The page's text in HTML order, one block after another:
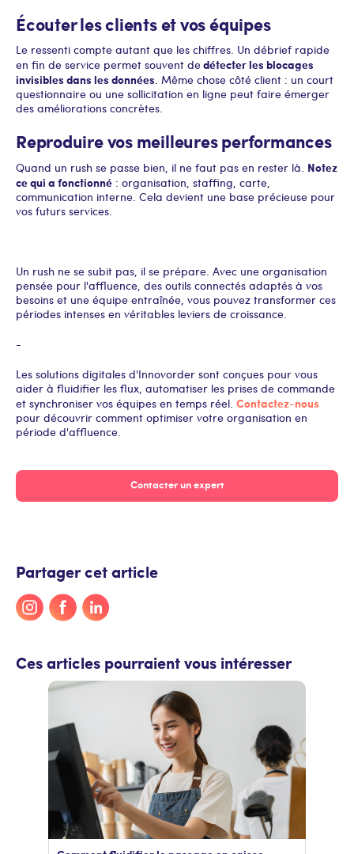
Écouter les clients et vos équipes
Le ressenti compte autant que les chiffres. Un débrief rapide
en fin de service permet souvent dedétecter les blocages
invisibles dans les données. Même chose côté client : un court
questionnaire ou une sollicitation en ligne peut faire émerger
des améliorations concrètes.
Reproduire vos meilleures performances
Quand un rush se passe bien, il ne faut pas en rester là. Notez
ce qui a fonctionné : organisation, staffing, carte,
communication interne. Cela devient une base précieuse pour
vos futurs services.
Un rush ne se subit pas, il se prépare. Avec une organisation
pensée pour l'affluence, des outils connectés adaptés à vos
besoins et une équipe entraînée, vous pouvez transformer ces
périodes intenses en véritables leviers de croissance.
-
Les solutions digitales d'Innovorder sont conçues pour vous
aider à fluidifier les flux, automatiser les prises de commande
et synchroniser vos équipes en temps réel. Contactez-nous
pour découvrir comment optimiser votre organisation en
période d'affluence.
Contacter un expert
Partager cet article
Ces articles pourraient vous intéresser